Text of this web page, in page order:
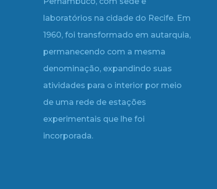
laboratórios na cidade do Recife. Em
1960, foi transformado em autarquia,
permanecendo com a mesma
denominação, expandindo suas
atividades para o interior por meio
de uma rede de estações
experimentais que lhe foi
incorporada.